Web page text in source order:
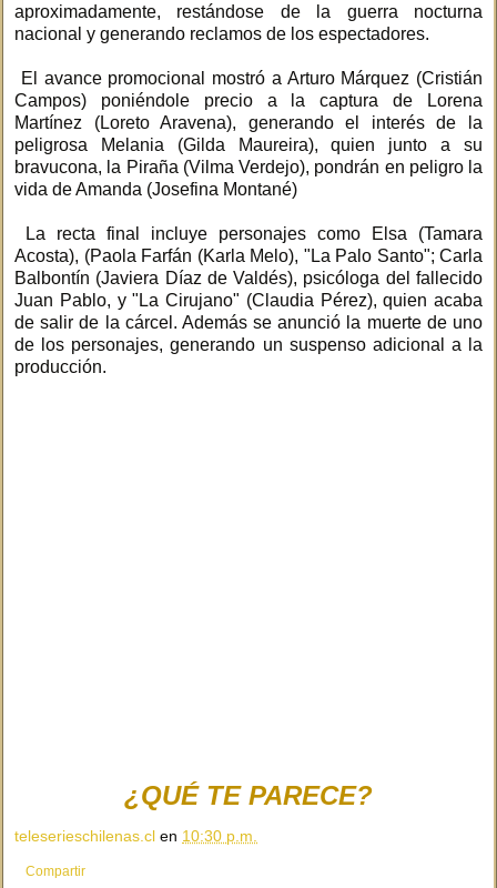
aproximadamente, restándose de la guerra nocturna
nacional y generando reclamos de los espectadores.
El avance promocional mostró a Arturo Márquez (Cristián
Campos) poniéndole precio a la captura de Lorena
Martínez (Loreto Aravena), generando el interés de la
peligrosa Melania (Gilda Maureira), quien junto a su
bravucona, la Piraña (Vilma Verdejo), pondrán en peligro la
vida de Amanda (Josefina Montané)
La recta final incluye personajes como Elsa (Tamara
Acosta), (Paola Farfán (Karla Melo), "La Palo Santo"; Carla
Balbontín (Javiera Díaz de Valdés), psicóloga del fallecido
Juan Pablo, y "La Cirujano" (Claudia Pérez), quien acaba
de salir de la cárcel. Además se anunció la muerte de uno
de los personajes, generando un suspenso adicional a la
producción.
¿QUÉ TE PARECE?
teleserieschilenas.cl en 10:30 p.m.
Compartir